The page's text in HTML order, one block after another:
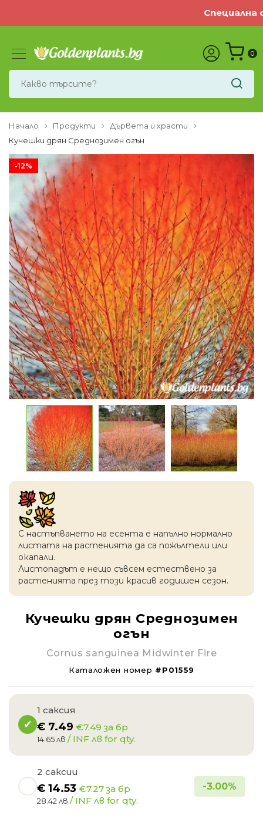
Специална
0
Начало Продукти
Дървета и храсти
Кучешки дрян Среднозимен огън
-12%
С настъпването на есентa е напълно нормално
листата на растенията да са пожълтели или
окапaли.
Листопадът е нещо съвсем естествено за
растенията през този красив годишен сезон.
Кучешки дрян Среднозимен
огън
Cornus sanguinea Midwinter Fire
Каталожен номер #P01559
1 саксия
€ 7.49 €7.49 за бр
14.65 лв / INF лв for qty.
2 саксии
€ 14.53 €7.27 за бр
28.42 лв / INF лв for qty.
-3.00%